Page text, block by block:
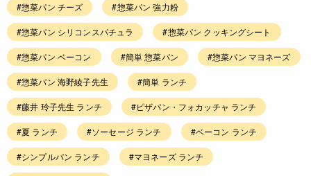
#惣菜パン チーズ #惣菜パン 強力粉
#惣菜パン シリコンスパチュラ #惣菜パン クッキングシート
#惣菜パン ベーコン #簡単 惣菜パン #惣菜パン マヨネーズ
#惣菜パン 海野綾子先生 #簡単 ランチ
#藤井 玲子先生 ランチ #ピザパン・フォカッチャ ランチ
#夏 ランチ #ソーセージ ランチ #ベーコン ランチ
#シンプルパン ランチ #マヨネーズ ランチ